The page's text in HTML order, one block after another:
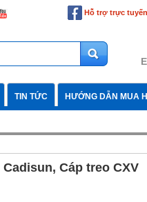
Hỗ trợ trực tuyến
TIN TỨC HƯỚNG DẪN MUA
Cáp treo CXV